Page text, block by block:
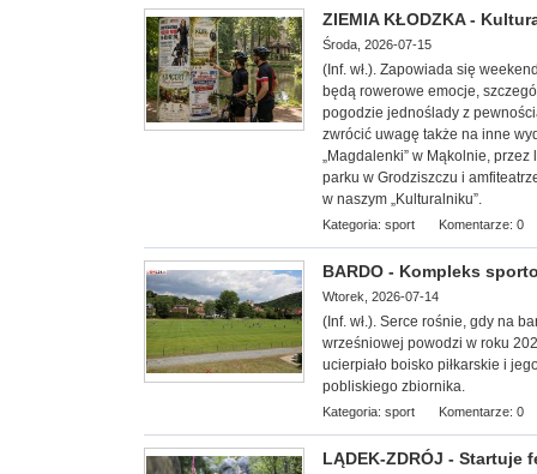
ZIEMIA KŁODZKA -
Środa, 2026-07-15
(Inf. wł.). Zapowiada się
będą rowerowe emocje,
pogodzie jednoślady z
zwrócić uwagę także na inne
„Magdalenki” w Mąkolnie,
parku w Grodziszczu i
w naszym „Kulturalniku”.
Kategoria: sport Komentarze: 0
BARDO - Kompleks
Wtorek, 2026-07-14
(Inf. wł.). Serce rośnie, gdy na
wrześniowej powodzi w roku
ucierpiało boisko piłkarskie i
pobliskiego zbiornika.
Kategoria: sport Komentarze: 0
LĄDEK-ZDRÓJ - Startuje